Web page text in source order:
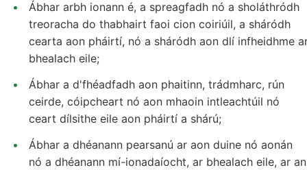
Ábhar arbh ionann é, a spreagfadh nó a sholáthródh
treoracha do thabhairt faoi cion coiriúil, a sháródh
cearta aon pháirtí, nó a sháródh aon dlí infheidhme
bhealach eile;
Ábhar a d'fhéadfadh aon phaitinn, trádmharc, rún
ceirde, cóipcheart nó aon mhaoin intleachtúil nó
ceart dílsithe eile aon pháirtí a shárú;
Ábhar a dhéanann pearsanú ar aon duine nó aonán
nó a dhéanann mí-ionadaíocht, ar bhealach eile, ar an